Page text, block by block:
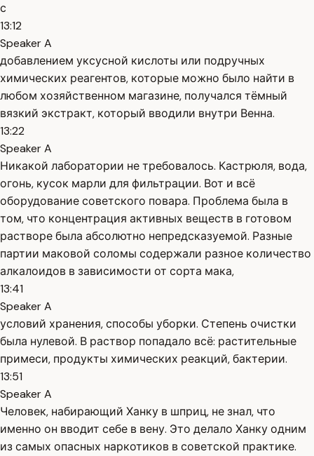
с
13:12
Speaker A
добавлением уксусной кислоты или подручных
химических реагентов, которые можно было найти в
любом хозяйственном магазине, получался тёмный
вязкий экстракт, который вводили внутри Венна.
13:22
Speaker A
Никакой лаборатории не требовалось. Кастрюля, вода,
огонь, кусок марли для фильтрации. Вот и всё
оборудование советского повара. Проблема была в
том, что концентрация активных веществ в готовом
растворе была абсолютно непредсказуемой. Разные
партии маковой соломы содержали разное количество
алкалоидов в зависимости от сорта мака,
13:41
Speaker A
условий хранения, способы уборки. Степень очистки
была нулевой. В раствор попадало всё: растительные
примеси, продукты химических реакций, бактерии.
13:51
Speaker A
Человек, набирающий Ханку в шприц, не знал, что
именно он вводит себе в вену. Это делало Ханку одним
из самых опасных наркотиков в советской практике.